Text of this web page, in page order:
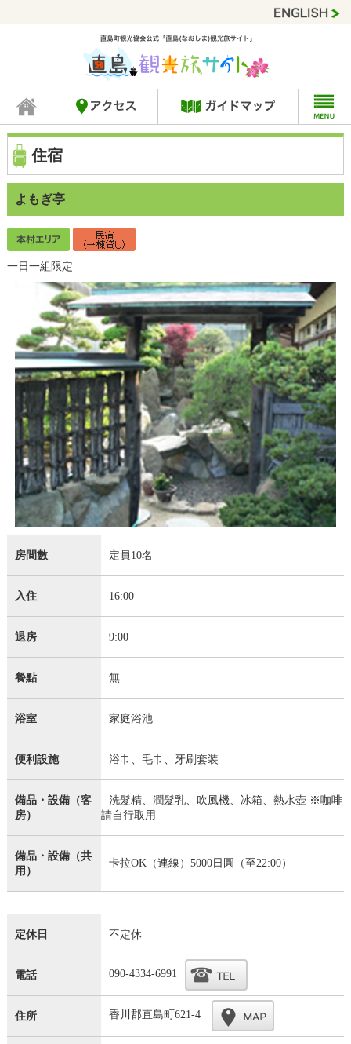
住宿
よもぎ亭
一日一組限定
房間數 定員10名
入住 16:00
退房 9:00
餐點 無
浴室 家庭浴池
便利設施 浴巾、毛巾、牙刷套装
備品・設備（客
房）
洗髮精、潤髮乳、吹風機、冰箱、熱水壺 ※咖啡
請自行取用
備品・設備（共
用）
卡拉OK（連線）5000日圓（至22:00）
定休日 不定休
電話 090-4334-6991
住所 香川郡直島町621-4